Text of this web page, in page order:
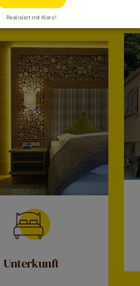
trinken…
Unterkunft
Realisiert mit Klaro!